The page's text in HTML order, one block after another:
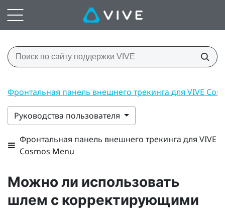
Фронтальная панель внешнего трекинга для VIVE
Руководства пользователя
Фронтальная панель внешнего трекинга для VIVE
Cosmos Menu
Можно ли использовать
шлем с корректирующими